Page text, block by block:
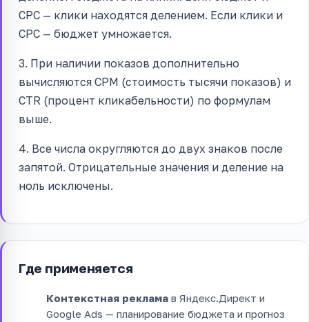
CPC — клики находятся делением. Если клики и
CPC — бюджет умножается.
3. При наличии показов дополнительно
вычисляются CPM (стоимость тысячи показов) и
CTR (процент кликабельности) по формулам
выше.
4. Все числа округляются до двух знаков после
запятой. Отрицательные значения и деление на
ноль исключены.
Где применяется
Контекстная реклама в Яндекс.Директ и
Google Ads — планирование бюджета и прогноз